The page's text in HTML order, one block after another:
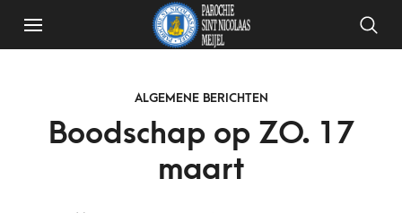
ALGEMENE BERICHTEN
Boodschap op ZO. 17
maart